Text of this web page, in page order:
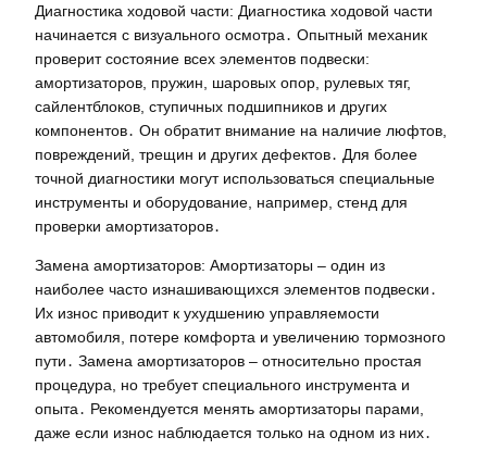
Диагностика ходовой части: Диагностика ходовой части
начинается с визуального осмотра․ Опытный механик
проверит состояние всех элементов подвески:
амортизаторов, пружин, шаровых опор, рулевых тяг,
сайлентблоков, ступичных подшипников и других
компонентов․ Он обратит внимание на наличие люфтов,
повреждений, трещин и других дефектов․ Для более
точной диагностики могут использоваться специальные
инструменты и оборудование, например, стенд для
проверки амортизаторов․
Замена амортизаторов: Амортизаторы – один из
наиболее часто изнашивающихся элементов подвески․
Их износ приводит к ухудшению управляемости
автомобиля, потере комфорта и увеличению тормозного
пути․ Замена амортизаторов – относительно простая
процедура, но требует специального инструмента и
опыта․ Рекомендуется менять амортизаторы парами,
даже если износ наблюдается только на одном из них․